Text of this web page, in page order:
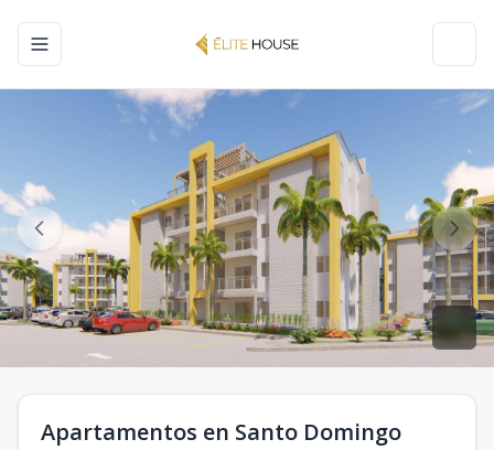
Toggle navigation menu
Apartamentos en Santo Domingo